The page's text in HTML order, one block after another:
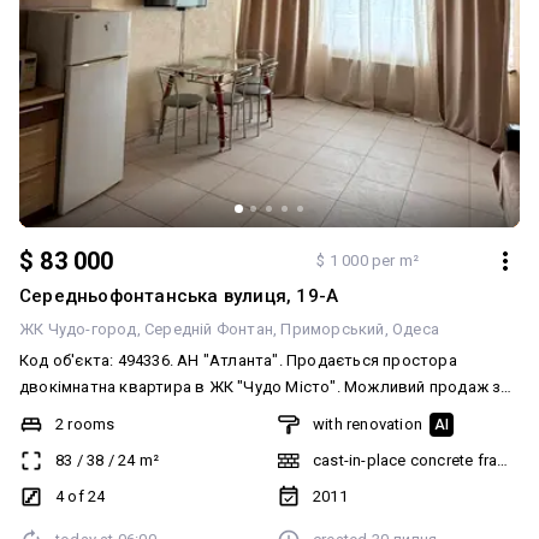
$ 83 000 $ 1 000 per m²
Середньофонтанська вулиця, 19-А
ЖК Чудо-город Середній Фонтан Приморський Одеса
Код об'єкта: 494336. АН "Атланта". Продається простора
двокімнатна квартира в ЖК "Чудо Місто". Можливий продаж за
держпрограмою. Чудовий варіант як для власного проживання
великої родини, так і під високоліквідний орендний бізнес.
Відмінне планування: дві великі роздільні кімнати та затишна
кухня-вітальня. У квартирі виконано свіжий косметичний
2 rooms
83 / 38 / 24m²
4 of 24
with renovation AI
cast-in-place concrete frame
2011